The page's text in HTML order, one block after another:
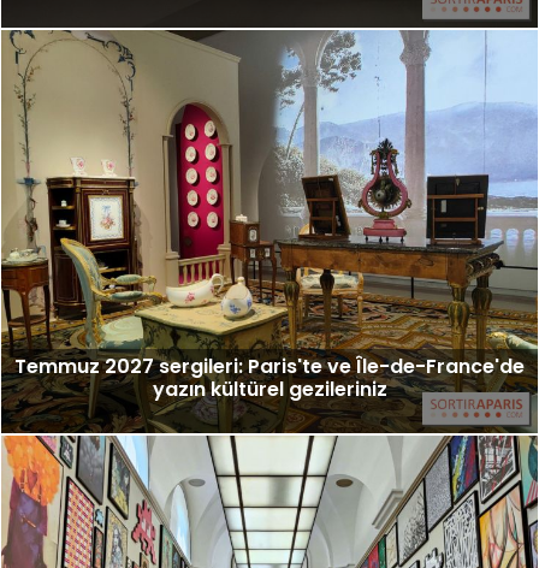
Temmuz 2027 sergileri: Paris'te ve Île-de-France'de
yazın kültürel gezileriniz